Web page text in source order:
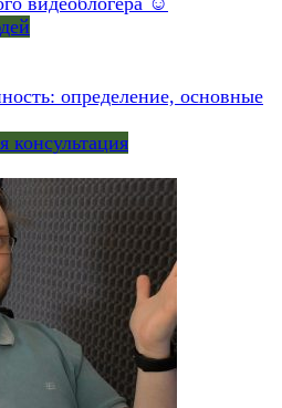
определение, основные
консультация